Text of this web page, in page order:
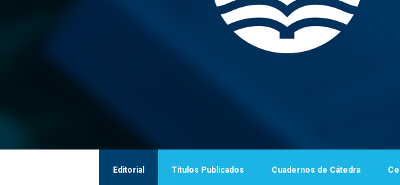
Editorial Títulos Publicados Cuadernos de Cátedra